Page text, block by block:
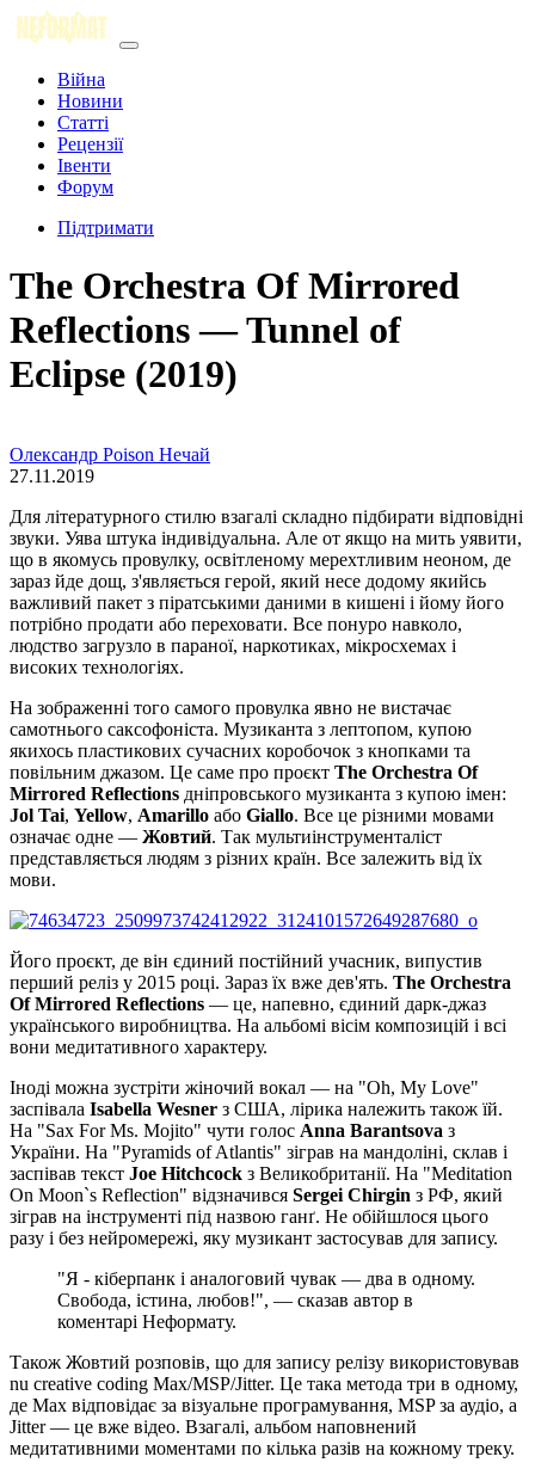
Війна
Новини
Статті
Рецензії
Івенти
Форум
Підтримати
The Orchestra Of Mirrored
Reflections — Tunnel of
Eclipse (2019)
Олександр Poison Нечай
27.11.2019
Для літературного стилю взагалі складно підбирати відповідні
звуки. Уява штука індивідуальна. Але от якщо на мить уявити,
що в якомусь провулку, освітленому мерехтливим неоном, де
зараз йде дощ, з'являється герой, який несе додому якийсь
важливий пакет з піратськими даними в кишені і йому його
потрібно продати або переховати. Все понуро навколо,
людство загрузло в параної, наркотиках, мікросхемах і
високих технологіях.
На зображенні того самого провулка явно не вистачає
самотнього саксофоніста. Музиканта з лептопом, купою
якихось пластикових сучасних коробочок з кнопками та
повільним джазом. Це саме про проєкт The Orchestra Of
Mirrored Reflections дніпровського музиканта з купою імен:
Jol Tai, Yellow, Amarillo або Giallo. Все це різними мовами
означає одне — Жовтий. Так мультиінструменталіст
представляється людям з різних країн. Все залежить від їх
мови.
Його проєкт, де він єдиний постійний учасник, випустив
перший реліз у 2015 році. Зараз їх вже дев'ять. The Orchestra
Of Mirrored Reflections — це, напевно, єдиний дарк-джаз
українського виробництва. На альбомі вісім композицій і всі
вони медитативного характеру.
Іноді можна зустріти жіночий вокал — на "Oh, My Love"
заспівала Isabella Wesner з США, лірика належить також їй.
На "Sax For Ms. Mojito" чути голос Anna Barantsova з
України. На "Pyramids of Atlantis" зіграв на мандоліні, склав і
заспівав текст Joe Hitchcock з Великобританії. На "Meditation
On Moon`s Reflection" відзначився Sergei Chirgin з РФ, який
зіграв на інструменті під назвою ганґ. Не обійшлося цього
разу і без нейромережі, яку музикант застосував для запису.
"Я - кіберпанк і аналоговий чувак — два в одному.
Свобода, істина, любов!", — сказав автор в
коментарі Неформату.
Також Жовтий розповів, що для запису релізу використовував
nu creative coding Max/MSP/Jitter. Це така метода три в одному,
де Max відповідає за візуальне програмування, MSP за аудіо, а
Jitter — це вже відео. Взагалі, альбом наповнений
медитативними моментами по кілька разів на кожному треку.